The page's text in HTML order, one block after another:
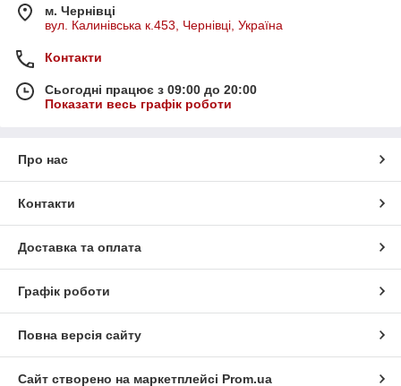
м. Чернівці
вул. Калинівська к.453, Чернівці, Україна
Контакти
Сьогодні працює з 09:00 до 20:00
Показати весь графік роботи
Про нас
Контакти
Доставка та оплата
Графік роботи
Повна версія сайту
Сайт створено на маркетплейсі Prom.ua